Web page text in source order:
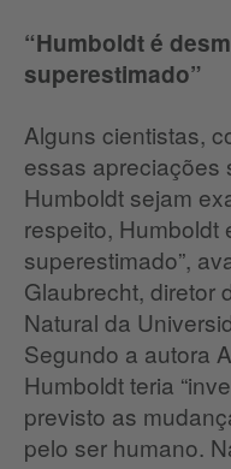
“Humboldt é
superestimado”
Alguns cientistas,
essas apreciações
Humboldt sejam
respeito, Humboldt
superestimado”,
Glaubrecht, diretor
Natural da
Segundo a autora
Humboldt teria
previsto as
pelo ser humano.